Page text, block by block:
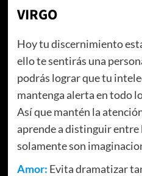
VIRGO
Hoy tu discernimiento
ello te sentirás una
podrás lograr que tu
mantenga alerta en todo
Así que mantén la
aprende a distinguir entre
solamente son
Amor: Evita dramatizar